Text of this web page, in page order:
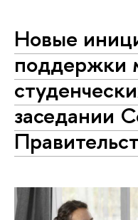
Новые
поддержки
заседании